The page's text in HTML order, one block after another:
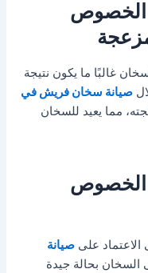
الخصوص
غالبًا ما يكون نتيجة
صيانة سخان فريش في
مما يعيد للسخان
الخصوص
علىصيانة
السخان بحالة جيدة